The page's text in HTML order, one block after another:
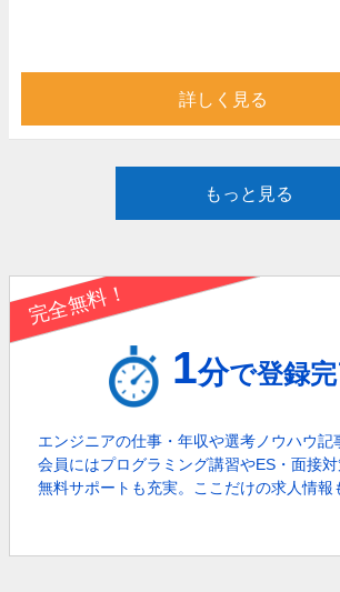
詳しく見る
もっと見る
完全無料！
1分で登録完
エンジニアの仕事・年収や選考ノウハウ記
会員にはプログラミング講習やES・面接
無料サポートも充実。
ここだけの求人情報